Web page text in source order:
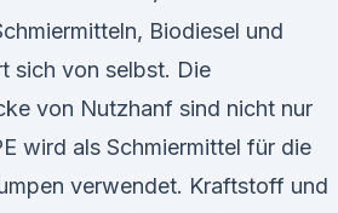
Biodiesel und
sich von selbst. Die
von Nutzhanf sind nicht nur
wird als Schmiermittel für die
verwendet. Kraftstoff und